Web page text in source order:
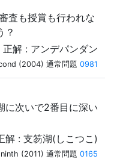
査も授賞も行われな
？
正解 : アンデパンダン
(2004) 通常問題 0981
に次いで2番目に深い
解 : 支笏湖(しこつこ)
(2011) 通常問題 0165